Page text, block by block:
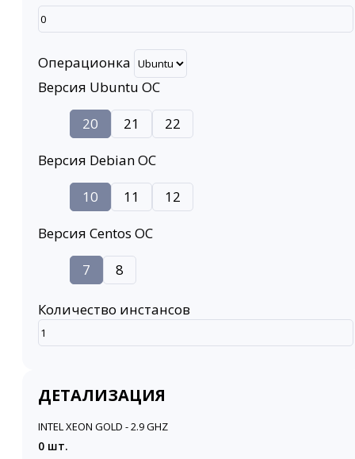
Операционка
Версия Ubuntu ОС
20
21
22
Версия Debian ОС
10
11
12
Версия Centos ОС
7
8
Количество инстансов
ДЕТАЛИЗАЦИЯ
INTEL XEON GOLD - 2.9 GHZ
0 шт.